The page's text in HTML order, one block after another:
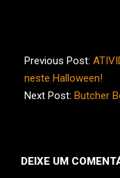
09-
11
Previous Post:
neste Halloween!
Next Post: Butcher
DEIXE UM